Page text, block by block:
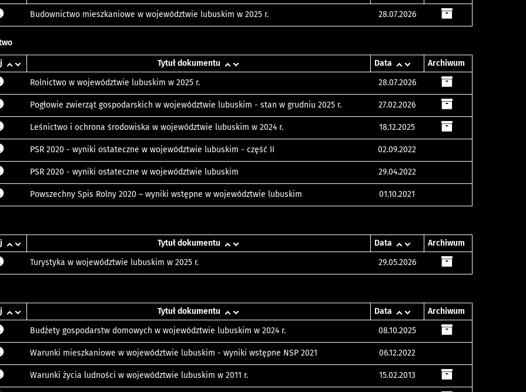
Budownictwo mieszkaniowe w województwie lubuskim w 2025 r. 28.07.2026
Tytuł dokumentu Data
Archiwum
Rolnictwo w województwie lubuskim w 2025 r. 28.07.2026
Pogłowie zwierząt gospodarskich w województwie lubuskim - stan w grudniu 2025 r. 27.02.2026
Leśnictwo i ochrona środowiska w województwie lubuskim w 2024 r. 18.12.2025
PSR 2020 - wyniki ostateczne w województwie lubuskim - część II 02.09.2022
PSR 2020 - wyniki ostateczne w województwie lubuskim 29.04.2022
Powszechny Spis Rolny 2020 – wyniki wstępne w województwie lubuskim 01.10.2021
Tytuł dokumentu Data
Archiwum
Turystyka w województwie lubuskim w 2025 r. 29.05.2026
Tytuł dokumentu Data
Archiwum
Budżety gospodarstw domowych w województwie lubuskim w 2024 r. 08.10.2025
Warunki mieszkaniowe w województwie lubuskim - wyniki wstępne NSP 2021 06.12.2022
Warunki życia ludności w województwie lubuskim w 2011 r. 15.02.2013